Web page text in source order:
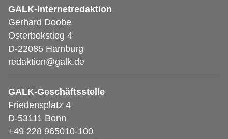
GALK-Internetredaktion
Gerhard Doobe
Osterbekstieg 4
D-22085 Hamburg
redaktion@galk.de
GALK-Geschäftsstelle
Friedensplatz 4
D-53111 Bonn
+49 228 965010-100